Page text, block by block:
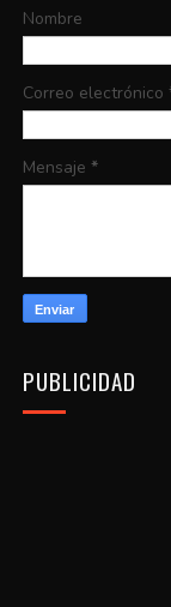
Nombre
Correo electrónico
Mensaje *
PUBLICIDAD